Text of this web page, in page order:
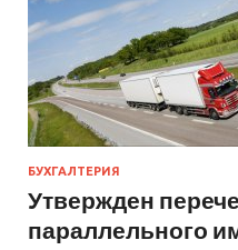
БУХГАЛТЕРИЯ
Утвержден
параллельного